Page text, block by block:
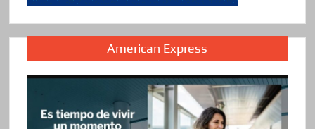
American Express